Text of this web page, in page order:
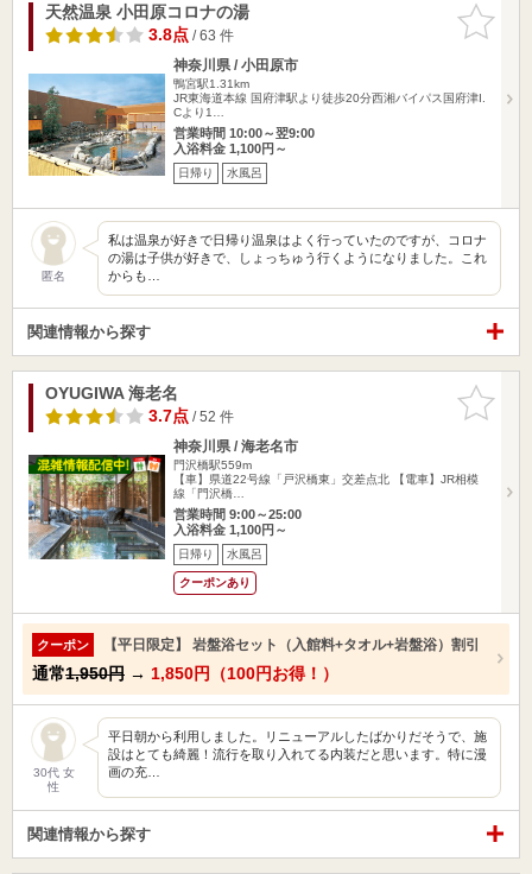
お気に入
りに追加
天然温泉 小田原コロナの湯
3.8点/ 63 件
神奈川県 / 小田原市
鴨宮駅1.31km
JR東海道本線 国府津駅より徒歩20分西湘バイパス国府津I.
Cより1…
営業時間 10:00～翌9:00
入浴料金 1,100円～
日帰り 水風呂
匿名
私は温泉が好きで日帰り温泉はよく行っていたのですが、コロナ
の湯は子供が好きで、しょっちゅう行くようになりました。これ
からも…
関連情報から探す
お気に入
りに追加
OYUGIWA 海老名
3.7点/ 52 件
神奈川県 / 海老名市
門沢橋駅559m
【車】県道22号線「戸沢橋東」交差点北 【電車】JR相模
線「門沢橋…
営業時間 9:00～25:00
入浴料金 1,100円～
日帰り 水風呂
クーポンあり
クーポン 【平日限定】 岩盤浴セット（入館料+タオル+岩盤浴）割引
通常1,950円 → 1,850円（100円お得！）
30代 女
性
平日朝から利用しました。リニューアルしたばかりだそうで、施
設はとても綺麗！流行を取り入れてる内装だと思います。特に漫
画の充…
関連情報から探す